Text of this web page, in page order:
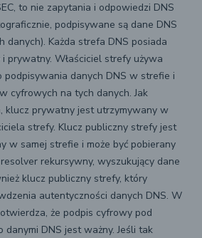
to nie zapytania i odpowiedzi DNS
podpisywane są dane DNS
danych). Każda strefa DNS posiada
prywatny. Właściciel strefy używa
danych DNS w strefie i
cyfrowych na tych danych. Jak
klucz prywatny jest utrzymywany w
strefy. Klucz publiczny strefy jest
w samej strefie i może być pobierany
rekursywny, wyszukujący dane
klucz publiczny strefy, który
autentyczności danych DNS. W
że podpis cyfrowy pod
danymi DNS jest ważny. Jeśli tak